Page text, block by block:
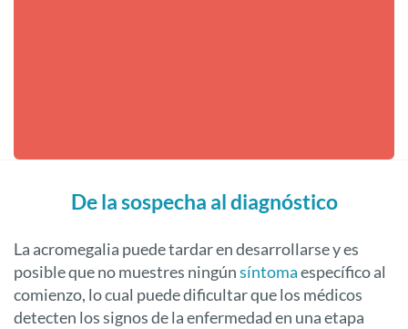
De la sospecha al diagnóstico
La acromegalia puede tardar en desarrollarse y es
posible que no muestres ningúnsíntomaespecífico al
comienzo, lo cual puede dificultar que los médicos
detecten los signos de la enfermedad en una etapa